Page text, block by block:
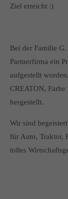
Ziel erreicht :)
Bei der Familie
Partnerfirma ein
aufgestellt
CREATON, Farbe
hergestellt.
Wir sind
für Auto, Traktor,
tolles